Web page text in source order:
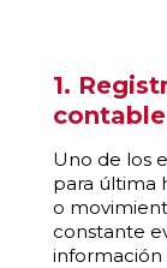
1.
Uno de los
para última
o
constante
información